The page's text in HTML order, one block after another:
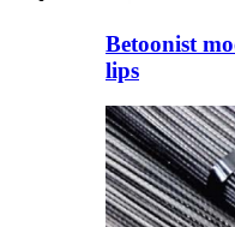
Betoonist
lips